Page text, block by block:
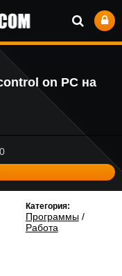
on PC на
Категория:
Программы/
Работа